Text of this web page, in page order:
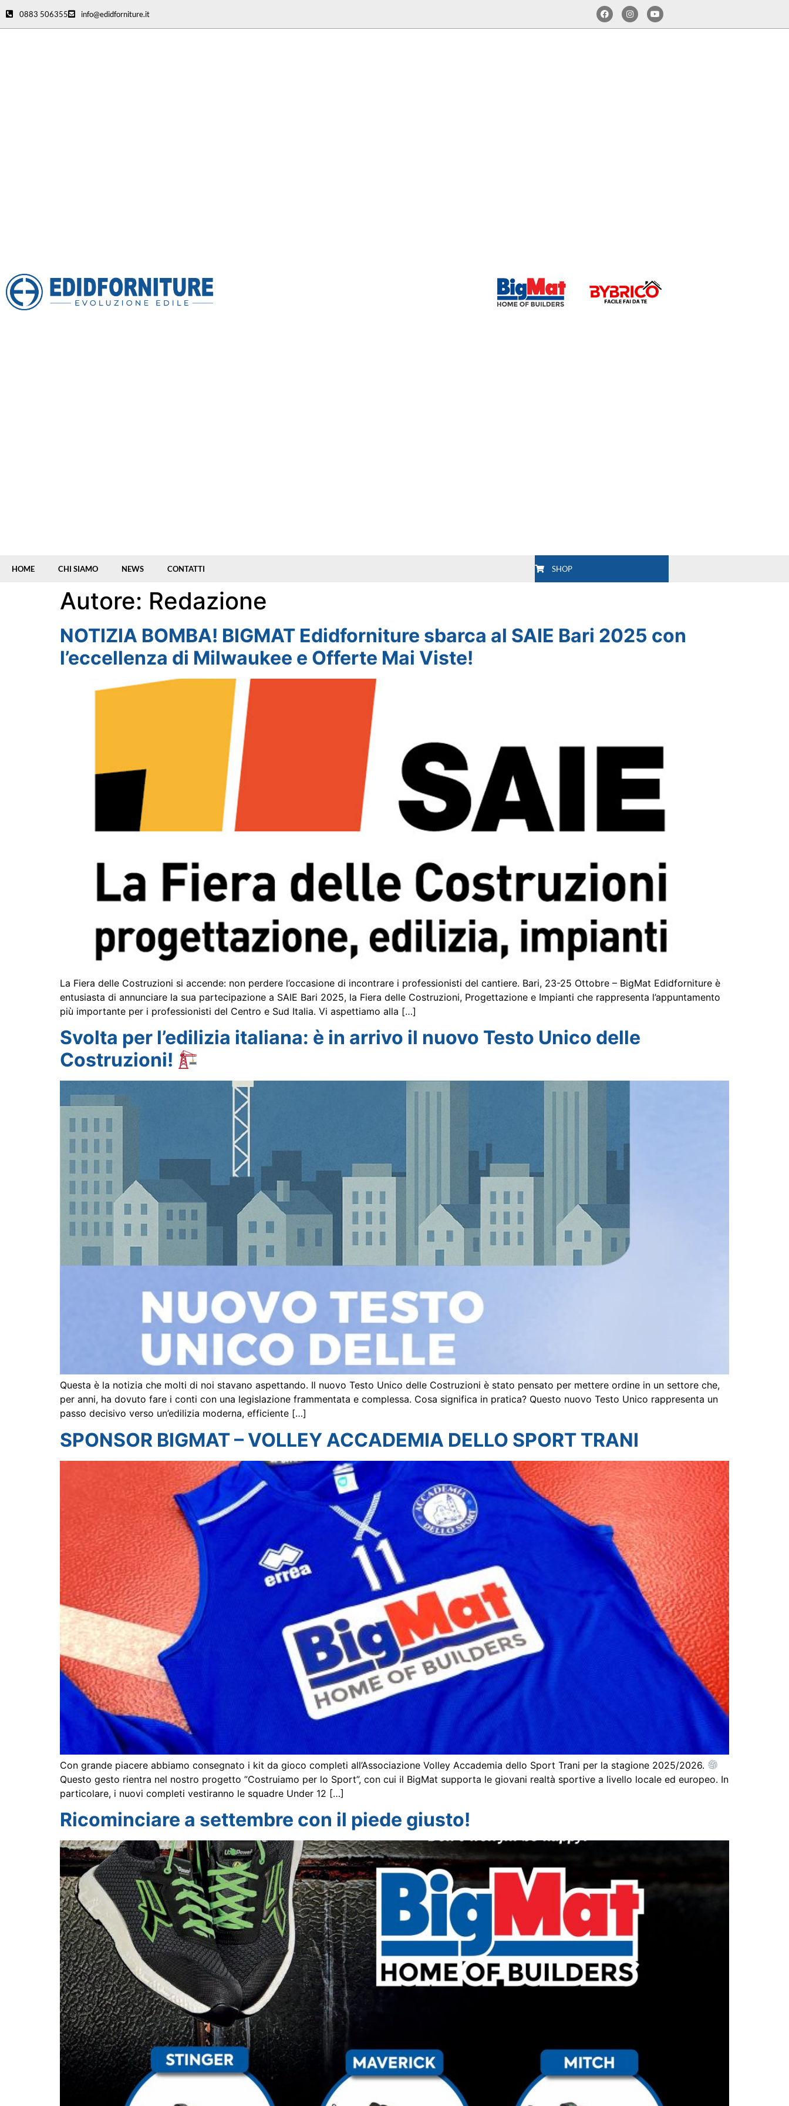
0883 506355 info@edidforniture.it
HOME CHI SIAMO NEWS CONTATTI SHOP
Autore: Redazione
NOTIZIA BOMBA! BIGMAT Edidforniture sbarca al SAIE Bari 2025 con
l’eccellenza di Milwaukee e Offerte Mai Viste!
La Fiera delle Costruzioni si accende: non perdere l’occasione di incontrare i professionisti del cantiere. Bari, 23-25 Ottobre – BigMat Edidforniture è
entusiasta di annunciare la sua partecipazione a SAIE Bari 2025, la Fiera delle Costruzioni, Progettazione e Impianti che rappresenta l’appuntamento
più importante per i professionisti del Centro e Sud Italia. Vi aspettiamo alla […]
Svolta per l’edilizia italiana: è in arrivo il nuovo Testo Unico delle
Costruzioni!
Questa è la notizia che molti di noi stavano aspettando. Il nuovo Testo Unico delle Costruzioni è stato pensato per mettere ordine in un settore che,
per anni, ha dovuto fare i conti con una legislazione frammentata e complessa. Cosa significa in pratica? Questo nuovo Testo Unico rappresenta un
passo decisivo verso un’edilizia moderna, efficiente […]
SPONSOR BIGMAT – VOLLEY ACCADEMIA DELLO SPORT TRANI
Con grande piacere abbiamo consegnato i kit da gioco completi all’Associazione Volley Accademia dello Sport Trani per la stagione 2025/2026.
Questo gesto rientra nel nostro progetto ”Costruiamo per lo Sport”, con cui il BigMat supporta le giovani realtà sportive a livello locale ed europeo. In
particolare, i nuovi completi vestiranno le squadre Under 12 […]
Ricominciare a settembre con il piede giusto!